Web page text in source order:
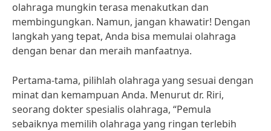
olahraga mungkin terasa menakutkan dan
membingungkan. Namun, jangan khawatir! Dengan
langkah yang tepat, Anda bisa memulai olahraga
dengan benar dan meraih manfaatnya.
Pertama-tama, pilihlah olahraga yang sesuai dengan
minat dan kemampuan Anda. Menurut dr. Riri,
seorang dokter spesialis olahraga, “Pemula
sebaiknya memilih olahraga yang ringan terlebih